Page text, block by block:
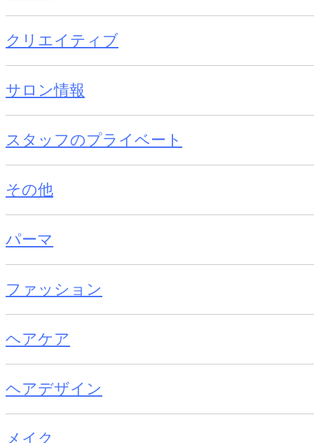
クリエイティブ
サロン情報
スタッフのプライベート
その他
パーマ
ファッション
ヘアケア
ヘアデザイン
メイク